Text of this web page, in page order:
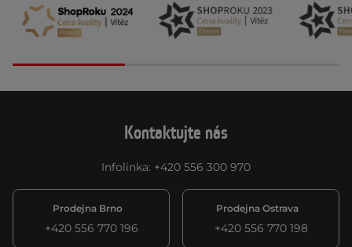
Kontaktujte nás
Infolinka: +420 556 300 970
Prodejna Brno
+420 556 770 196
Prodejna Ostrava
+420 556 770 198